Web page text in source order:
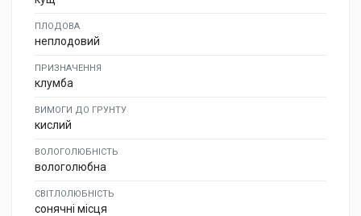
ПЛОДОВА
неплодовий
ПРИЗНАЧЕННЯ
клумба
ВИМОГИ ДО ГРУНТУ
кислий
ВОЛОГОЛЮБНІСТЬ
вологолюбна
СВІТЛОЛЮБНІСТЬ
сонячні місця